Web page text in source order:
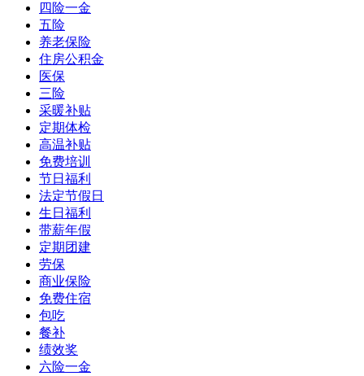
四险一金
五险
养老保险
住房公积金
医保
三险
采暖补贴
定期体检
高温补贴
免费培训
节日福利
法定节假日
生日福利
带薪年假
定期团建
劳保
商业保险
免费住宿
包吃
餐补
绩效奖
六险一金